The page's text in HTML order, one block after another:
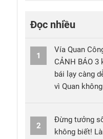
Đọc nhiều
1
Vía Quan
CẢNH BÁO 3
bái lạy càng
vì Quan
2
Đừng tưởng
không biết!